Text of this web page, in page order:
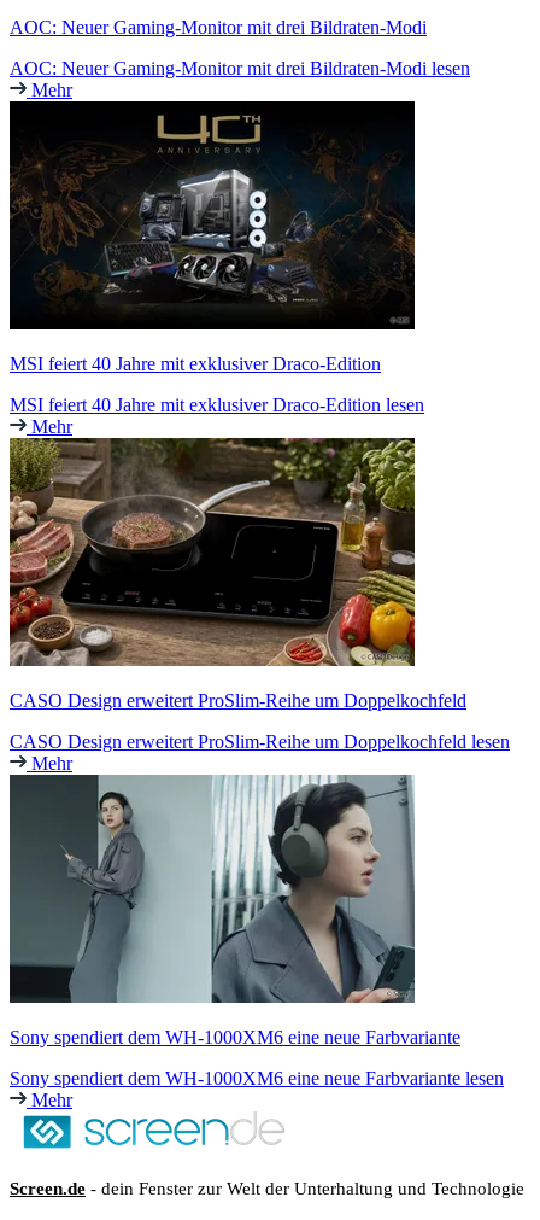
AOC: Neuer Gaming-Monitor mit drei Bildraten-Modi
AOC: Neuer Gaming-Monitor mit drei Bildraten-Modi lesen
Mehr
MSI feiert 40 Jahre mit exklusiver Draco-Edition
MSI feiert 40 Jahre mit exklusiver Draco-Edition lesen
Mehr
CASO Design erweitert ProSlim-Reihe um Doppelkochfeld
CASO Design erweitert ProSlim-Reihe um Doppelkochfeld lesen
Mehr
Sony spendiert dem WH-1000XM6 eine neue Farbvariante
Sony spendiert dem WH-1000XM6 eine neue Farbvariante lesen
Mehr
Screen.de - dein Fenster zur Welt der Unterhaltung und Technologie